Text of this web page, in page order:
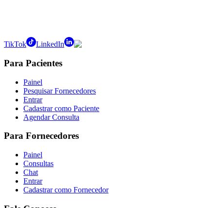
TikTok LinkedIn
Para Pacientes
Painel
Pesquisar Fornecedores
Entrar
Cadastrar como Paciente
Agendar Consulta
Para Fornecedores
Painel
Consultas
Chat
Entrar
Cadastrar como Fornecedor